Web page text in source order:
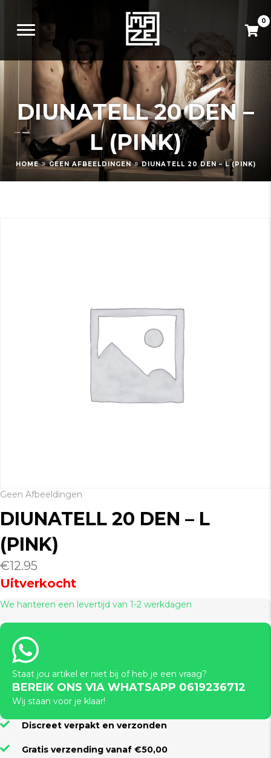
0
DIUNATELL 20 DEN –
L (PINK)
HOME » GEEN AFBEELDINGEN » DIUNATELL 20 DEN – L (PINK)
Geen Afbeeldingen
DIUNATELL 20 DEN – L
(PINK)
€12.95
Uitverkocht
We hanteren een levertijd van 1-2 werkdagen
Staat jou artikel er niet bij of heb je een vraag?
BEREIK ONS VIA WHATSAPP 0619236712
Wij staan voor je klaar!
Discreet verpakt en verzonden
Gratis verzending vanaf €50,00